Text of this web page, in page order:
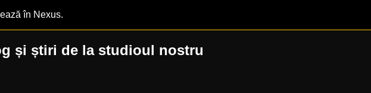
în Nexus.
și știri de la studioul nostru